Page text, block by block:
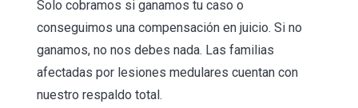
Solo cobramos si ganamos tu caso o
conseguimos una compensación en juicio. Si no
ganamos, no nos debes nada. Las familias
afectadas por lesiones medulares cuentan con
nuestro respaldo total.